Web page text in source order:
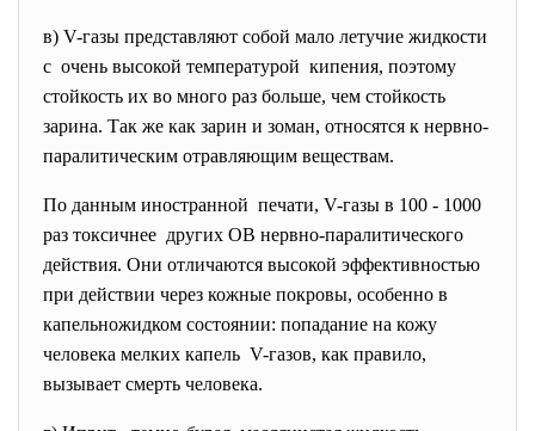
в) V-газы представляют собой мало летучие жидкости
с очень высокой температурой кипения, поэтому
стойкость их во много раз больше, чем стойкость
зарина. Так же как зарин и зоман, относятся к нервно-
паралитическим отравляющим веществам.
По данным иностранной печати, V-газы в 100 - 1000
раз токсичнее других ОВ нервно-паралитического
действия. Они отличаются высокой эффективностью
при действии через кожные покровы, особенно в
капельножидком состоянии: попадание на кожу
человека мелких капель V-газов, как правило,
вызывает смерть человека.